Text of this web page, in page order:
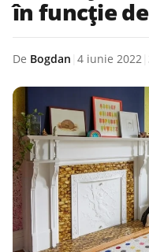
în funcție
De Bogdan 4 iunie 2022